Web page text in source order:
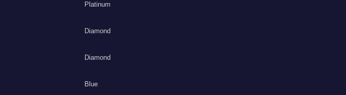
Platinum
Diamond
Diamond
Blue